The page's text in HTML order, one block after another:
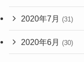
2020年7月 (31)
2020年6月 (30)